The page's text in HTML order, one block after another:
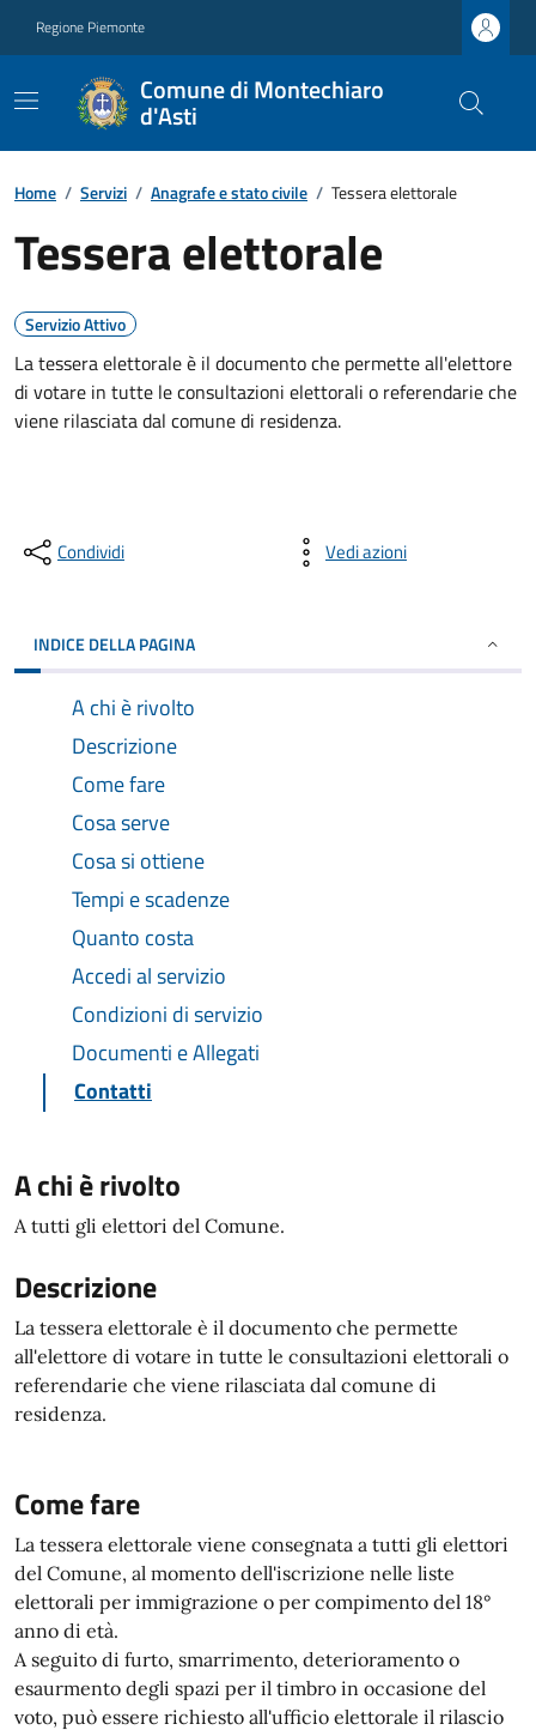
Regione Piemonte
Comune di Montechiaro
d'Asti
Home / Servizi / Anagrafe e stato civile / Tessera elettorale
Tessera elettorale
Servizio Attivo
La tessera elettorale è il documento che permette all'elettore
di votare in tutte le consultazioni elettorali o referendarie che
viene rilasciata dal comune di residenza.
Condividi Vedi azioni
INDICE DELLA PAGINA
A chi è rivolto
Descrizione
Come fare
Cosa serve
Cosa si ottiene
Tempi e scadenze
Quanto costa
Accedi al servizio
Condizioni di servizio
Documenti e Allegati
Contatti
A chi è rivolto
A tutti gli elettori del Comune.
Descrizione
La tessera elettorale è il documento che permette
all'elettore di votare in tutte le consultazioni elettorali o
referendarie che viene rilasciata dal comune di
residenza.
Come fare
La tessera elettorale viene consegnata a tutti gli elettori
del Comune, al momento dell'iscrizione nelle liste
elettorali per immigrazione o per compimento del 18°
anno di età.
A seguito di furto, smarrimento, deterioramento o
esaurmento degli spazi per il timbro in occasione del
voto, può essere richiesto all'ufficio elettorale il rilascio